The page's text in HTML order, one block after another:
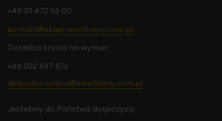
+48 33 472 55 00
kontakt@sklep.eurofirany.com.pl
Doradca szycia na wymiar
+48 502 847 876
dekorator.online@eurofirany.com.pl
Jesteśmy do Państwa dyspozycji: